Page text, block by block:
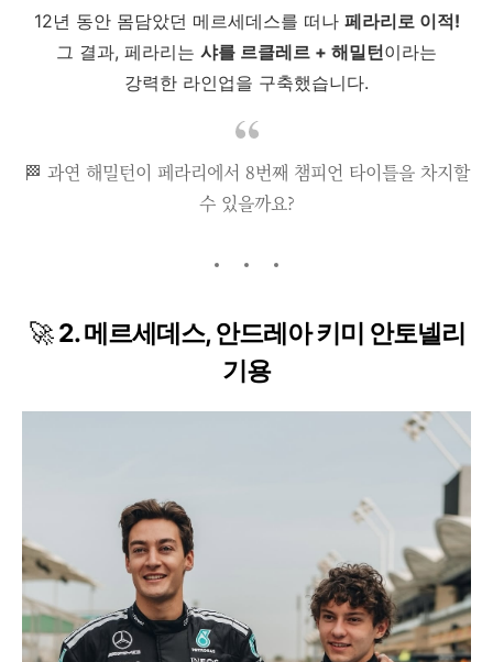
12년 동안 몸담았던 메르세데스를 떠나 페라리로 이적!
그 결과, 페라리는 샤를 르클레르 + 해밀턴이라는
강력한 라인업을 구축했습니다.
🏁 과연 해밀턴이 페라리에서 8번째 챔피언 타이틀을 차지할
수 있을까요?
🚀2. 메르세데스, 안드레아 키미 안토넬리
기용